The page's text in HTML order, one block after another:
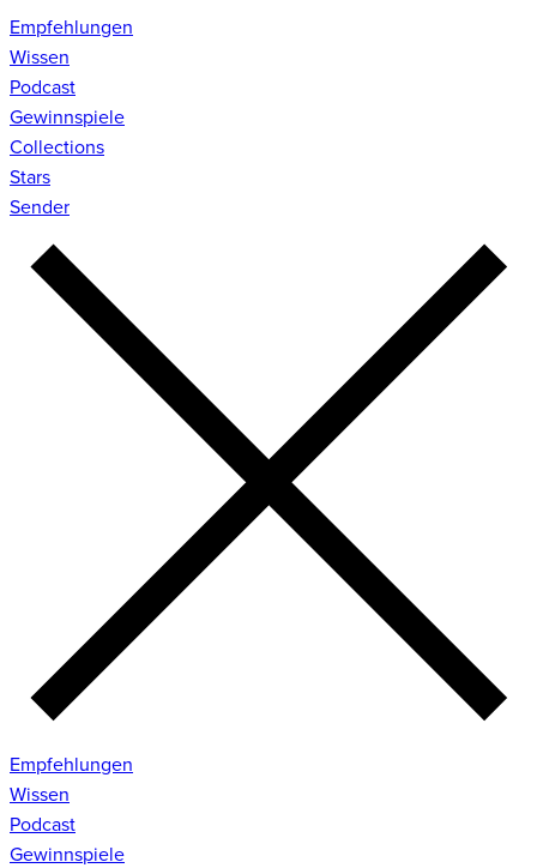
Empfehlungen
Wissen
Podcast
Gewinnspiele
Collections
Stars
Sender
Empfehlungen
Wissen
Podcast
Gewinnspiele